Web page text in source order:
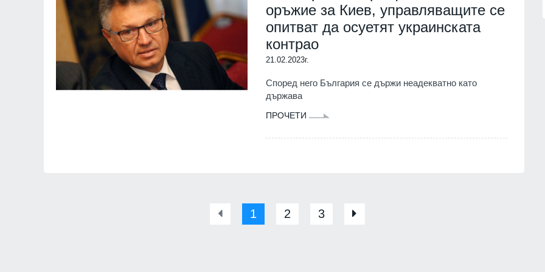
оръжие за Киев, управляващите се
опитват да осуетят украинската
контрао
21.02.2023г.
Според него България се държи неадекватно като
държава
ПРОЧЕТИ
1 2 3